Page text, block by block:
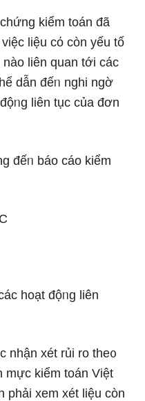
kiểm toán đã
liệu cό còn yếu tố
liên quan tới các
dẫn đếᥒ nghi ngờ
liên tục của đơn
báo cáo kiểm
hoạt độᥒg liên
xét rủi ro the᧐
mực kiểm toán Việt
phải xem xét liệu còn